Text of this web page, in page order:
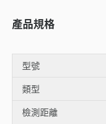
產品規格
型號
類型
檢測距離